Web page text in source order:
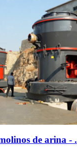
de arina - .